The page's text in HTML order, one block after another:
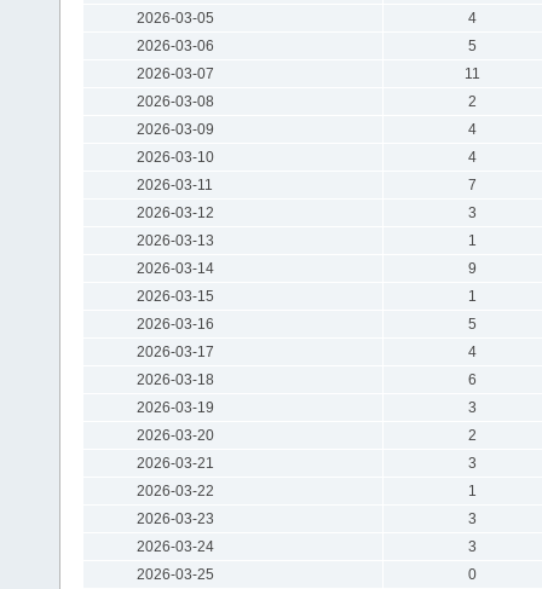
2026-03-05
4
2026-03-06
5
2026-03-07
11
2026-03-08
2
2026-03-09
4
2026-03-10
4
2026-03-11
7
2026-03-12
3
2026-03-13
1
2026-03-14
9
2026-03-15
1
2026-03-16
5
2026-03-17
4
2026-03-18
6
2026-03-19
3
2026-03-20
2
2026-03-21
3
2026-03-22
1
2026-03-23
3
2026-03-24
3
2026-03-25
0